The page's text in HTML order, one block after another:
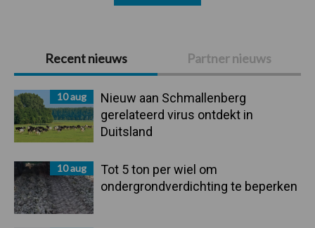
Primaire
Sidebar
Recent nieuws Partner nieuws
10 aug
Nieuw aan Schmallenberg
gerelateerd virus ontdekt in
Duitsland
10 aug
Tot 5 ton per wiel om
ondergrondverdichting te beperken